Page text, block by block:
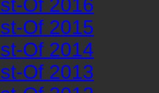
Of 2016
Of 2015
Of 2014
Of 2013